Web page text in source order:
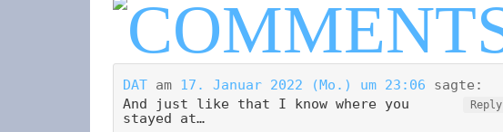
DAT am 17. Januar 2022 (Mo.) um 23:06 sagte:
Reply
And just like that I know where you
stayed at…